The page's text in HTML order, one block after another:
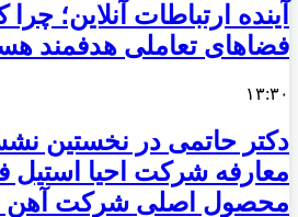
آینده ارتباطات آنلاین؛ چرا
فضاهای تعاملی هدفمند
۱۳:۳۰
دکتر حاتمی در نخستین
معارفه شرکت احیا استیل
محصول اصلی شرکت